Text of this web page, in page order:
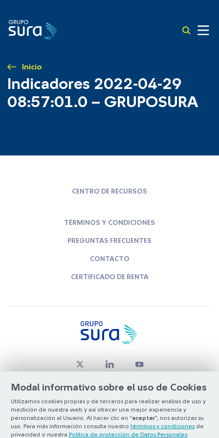
Inicio
Indicadores 2022-04-29
08:57:01.0 – GRUPOSURA
Modal informativo sobre el uso de Cookies
Utilizamos cookies propias y de terceros para realizar análisis de uso y
medición de nuestra web y así ofrecer una mejor experiencia y
personalización al Usuario. Al hacer clic en “aceptar”, nos autorizas su
uso. Para más información consulta nuestro términos y condiciones de
privacidad o nuestra Política de protección de Datos Personales
CENTRO DE RECURSOS
TÉRMINOS Y CONDICIONES
PREGUNTAS FRECUENTES
CONTACTO
CERTIFICADO DE RENTA
© Copyright Grupo SURA 2026